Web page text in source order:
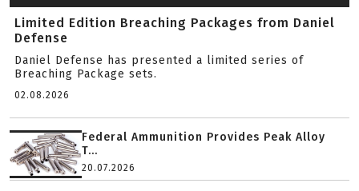
Limited Edition Breaching Packages from Daniel
Defense
Daniel Defense has presented a limited series of
Breaching Package sets.
02.08.2026
Federal Ammunition Provides Peak Alloy
T...
20.07.2026